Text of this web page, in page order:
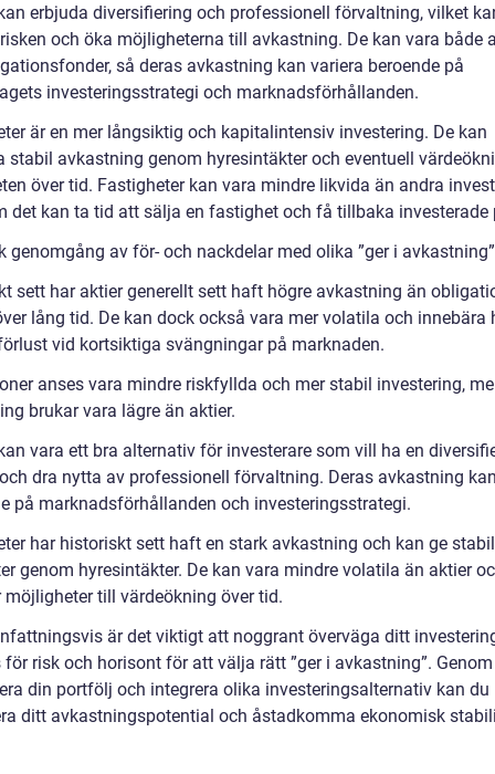
erbjuda diversifiering och professionell förvaltning, vilket
och öka möjligheterna till avkastning. De kan vara både
så deras avkastning kan variera beroende på
investeringsstrategi och marknadsförhållanden.
är en mer långsiktig och kapitalintensiv investering. De kan
stabil avkastning genom hyresintäkter och eventuell
över tid. Fastigheter kan vara mindre likvida än andra
det kan ta tid att sälja en fastighet och få tillbaka investerade
genomgång av för- och nackdelar med olika ”ger i avkastning”
sett har aktier generellt sett haft högre avkastning än
lång tid. De kan dock också vara mer volatila och innebära
vid kortsiktiga svängningar på marknaden.
anses vara mindre riskfyllda och mer stabil investering,
brukar vara lägre än aktier.
vara ett bra alternativ för investerare som vill ha en
dra nytta av professionell förvaltning. Deras avkastning
på marknadsförhållanden och investeringsstrategi.
har historiskt sett haft en stark avkastning och kan ge
genom hyresintäkter. De kan vara mindre volatila än aktier
möjligheter till värdeökning över tid.
är det viktigt att noggrant överväga ditt
för risk och horisont för att välja rätt ”ger i avkastning”.
din portfölj och integrera olika investeringsalternativ kan du
ditt avkastningspotential och åstadkomma ekonomisk